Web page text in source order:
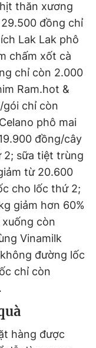
thăn xương
đồng chỉ
Lak Lak phô
chấm xốt cà
chỉ còn 2.000
Ram.hot &
gói chỉ còn
phô mai
đồng/cây
2; sữa tiệt trùng
từ 20.600
cho lốc thứ 2;
giảm hơn 60%
còn
Vinamilk
đường lốc
chỉ còn
hàng được